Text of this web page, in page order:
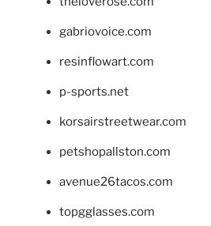
gabriovoice.com
resinflowart.com
p-sports.net
korsairstreetwear.com
petshopallston.com
avenue26tacos.com
topgglasses.com